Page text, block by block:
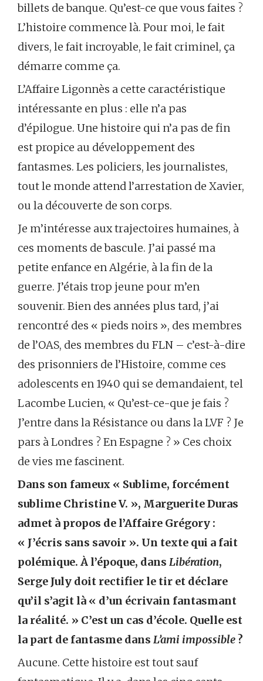
billets de banque. Qu’est-ce que vous faites ?
L’histoire commence là. Pour moi, le fait
divers, le fait incroyable, le fait criminel, ça
démarre comme ça.
L’Affaire Ligonnès a cette caractéristique
intéressante en plus : elle n’a pas
d’épilogue. Une histoire qui n’a pas de fin
est propice au développement des
fantasmes. Les policiers, les journalistes,
tout le monde attend l’arrestation de Xavier,
ou la découverte de son corps.
Je m’intéresse aux trajectoires humaines, à
ces moments de bascule. J’ai passé ma
petite enfance en Algérie, à la fin de la
guerre. J’étais trop jeune pour m’en
souvenir. Bien des années plus tard, j’ai
rencontré des « pieds noirs », des membres
de l’OAS, des membres du FLN – c’est-à-dire
des prisonniers de l’Histoire, comme ces
adolescents en 1940 qui se demandaient, tel
Lacombe Lucien, « Qu’est-ce-que je fais ?
J’entre dans la Résistance ou dans la LVF ? Je
pars à Londres ? En Espagne ? » Ces choix
de vies me fascinent.
Dans son fameux « Sublime, forcément
sublime Christine V. », Marguerite Duras
admet à propos de l’Affaire Grégory :
« J’écris sans savoir ». Un texte qui a fait
polémique. À l’époque, dans Libération,
Serge July doit rectifier le tir et déclare
qu’il s’agit là « d’un écrivain fantasmant
la réalité. » C’est un cas d’école. Quelle est
la part de fantasme dans L’ami impossible?
Aucune. Cette histoire est tout sauf